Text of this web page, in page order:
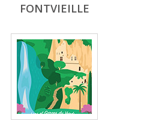
FONTVIEILLE